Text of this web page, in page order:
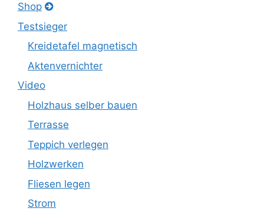
Shop
Testsieger
Kreidetafel magnetisch
Aktenvernichter
Video
Holzhaus selber bauen
Terrasse
Teppich verlegen
Holzwerken
Fliesen legen
Strom